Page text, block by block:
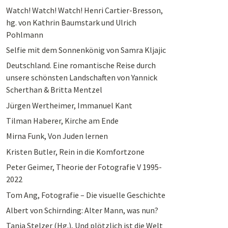
Watch! Watch! Watch! Henri Cartier-Bresson,
hg. von Kathrin Baumstark und Ulrich
Pohlmann
Selfie mit dem Sonnenkönig von Samra Kljajic
Deutschland. Eine romantische Reise durch
unsere schönsten Landschaften von Yannick
Scherthan & Britta Mentzel
Jürgen Wertheimer, Immanuel Kant
Tilman Haberer, Kirche am Ende
Mirna Funk, Von Juden lernen
Kristen Butler, Rein in die Komfortzone
Peter Geimer, Theorie der Fotografie V 1995-
2022
Tom Ang, Fotografie – Die visuelle Geschichte
Albert von Schirnding: Alter Mann, was nun?
Tanja Stelzer (Hg.), Und plötzlich ist die Welt